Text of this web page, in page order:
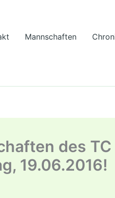
Mannschaften
des
19.06.2016!